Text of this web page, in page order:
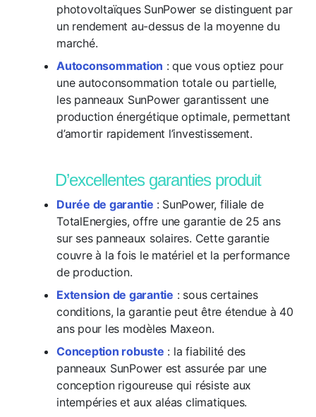
photovoltaïques SunPower se distinguent par
un rendement au-dessus de la moyenne du
marché.
Autoconsommation : que vous optiez pour
une autoconsommation totale ou partielle,
les panneaux SunPower garantissent une
production énergétique optimale, permettant
d’amortir rapidement l’investissement.
D’excellentes garanties produit
Durée de garantie : SunPower, filiale de
TotalEnergies, offre une garantie de 25 ans
sur ses panneaux solaires. Cette garantie
couvre à la fois le matériel et la performance
de production.
Extension de garantie : sous certaines
conditions, la garantie peut être étendue à 40
ans pour les modèles Maxeon.
Conception robuste : la fiabilité des
panneaux SunPower est assurée par une
conception rigoureuse qui résiste aux
intempéries et aux aléas climatiques.